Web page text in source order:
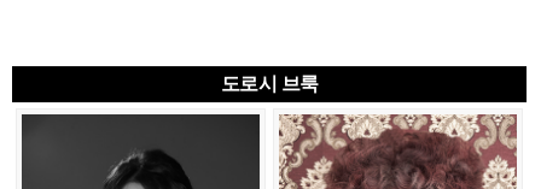
도로시 브룩